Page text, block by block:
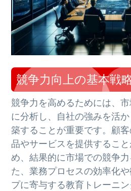
競争力向上の基本戦
競争力を高めるためには、
に分析し、自社の強みを活
築することが重要です。顧
品やサービスを提供するこ
め、結果的に市場での競争
た、業務プロセスの効率化
プに寄与する教育トレーニ